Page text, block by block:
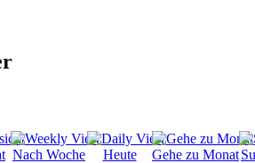
Nach Woche Heute Gehe zu Monat